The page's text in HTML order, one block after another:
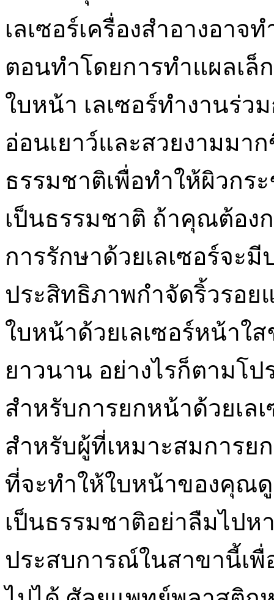
เลเซอร์เครื่องสำอางอา
ตอนทำโดยการทำแผลเล็
ใบหน้า เลเซอร์ทำงานร่
อ่อนเยาว์และสวยงามมา
ธรรมชาติเพื่อทำให้ผิวก
เป็นธรรมชาติ ถ้าคุณต้อง
การรักษาด้วยเลเซอร์จะ
ประสิทธิภาพกำจัดริ้วรอย
ใบหน้าด้วยเลเซอร์หน้าใ
ยาวนาน อย่างไรก็ตามโ
สำหรับการยกหน้าด้วยเล
สำหรับผู้ที่เหมาะสมการย
ที่จะทำให้ใบหน้าของคุณ
เป็นธรรมชาติอย่าลืมไป
ประสบการณ์ในสาขานี้เ